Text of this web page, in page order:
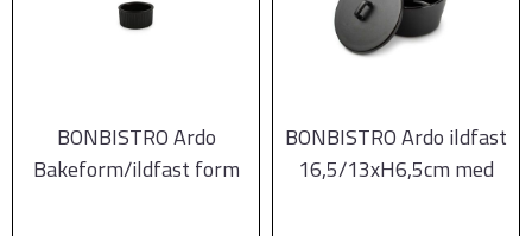
BONBISTRO Ardo
Bakeform/ildfast form
BONBISTRO Ardo ildfast
16,5/13xH6,5cm med